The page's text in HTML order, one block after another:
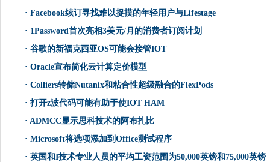
· Facebook续订寻找难以捉摸的年轻用户与Lifestage
· 1Password首次亮相3美元/月的消费者订阅计划
· 谷歌的新福克西亚OS可能会接管IOT
· Oracle宣布简化云计算定价模型
· Colliers转储Nutanix和粘合性超级融合的FlexPods
· 打开z波代码可能有助于使IOT HAM
· ADMCC显示思科技术的阿布扎比
· Microsoft将选项添加到Office测试程序
· 英国和I技术专业人员的平均工资范围为50,000英镑和75,000英镑